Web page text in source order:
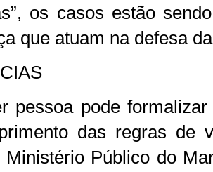
os casos estão
que atuam na defesa
pessoa pode
das regras de
Ministério Público do